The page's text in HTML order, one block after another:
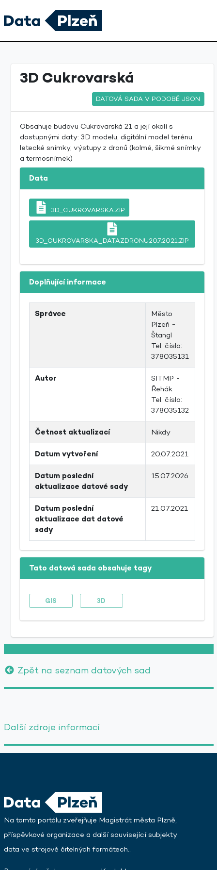
3D Cukrovarská
DATOVÁ SADA V PODOBĚ JSON
Obsahuje budovu Cukrovarská 21 a její okolí s
dostupnými daty: 3D modelu, digitální model terénu,
letecké snímky, výstupy z dronů (kolmé, šikmé snímky
a termosnímek)
Data
3D_CUKROVARSKA.ZIP
3D_CUKROVARSKA_DATAZDRONU20.7.2021.ZIP
Doplňující informace
Správce
Město
Plzeň -
Štangl
Tel. číslo:
378035131
Autor
SITMP -
Řehák
Tel. číslo:
378035132
Četnost aktualizací Nikdy
Datum vytvoření 20.07.2021
Datum poslední
aktualizace datové sady
15.07.2026
Datum poslední
aktualizace dat datové
sady
21.07.2021
Tato datová sada obsahuje tagy
GIS 3D
Zpět na seznam datových sad
Další zdroje informací
Na tomto portálu zveřejňuje Magistrát města Plzně,
příspěvkové organizace a další související subjekty
data ve strojově čitelných formátech..